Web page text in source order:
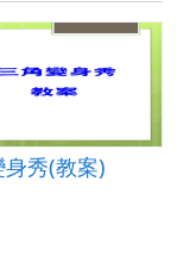
秀(教案)